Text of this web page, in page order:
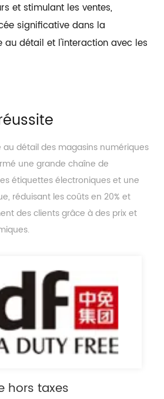
et stimulant les ventes,
significative dans la
au détail et l'interaction avec les
au détail des magasins numériques
une grande chaîne de
étiquettes électroniques et une
réduisant les coûts en 20% et
des clients grâce à des prix et
hors taxes